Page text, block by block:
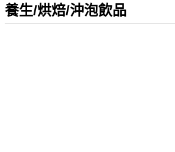
養生/烘焙/沖泡飲品